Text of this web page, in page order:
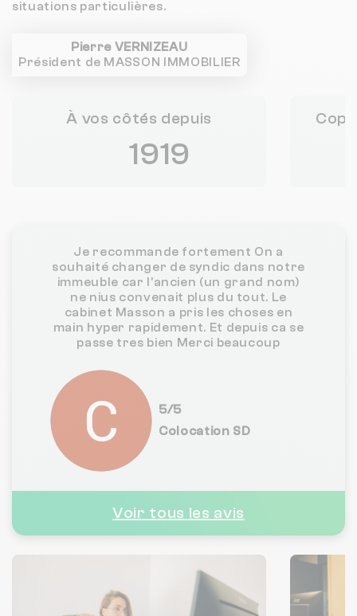
situations particulières.
Pierre VERNIZEAU
Président de MASSON IMMOBILIER
À vos côtés depuis
1919
Je recommande fortement On a
souhaité changer de syndic dans notre
immeuble car l'ancien (un grand nom)
ne nius convenait plus du tout. Le
cabinet Masson a pris les choses en
main hyper rapidement. Et depuis ca se
passe tres bien Merci beaucoup
5/5
Colocation SD
Voir tous les avis